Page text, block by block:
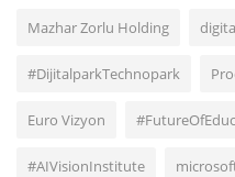
Mazhar Zorlu Holding
#DijitalparkTechnopark
Euro Vizyon
#AIVisionInstitute